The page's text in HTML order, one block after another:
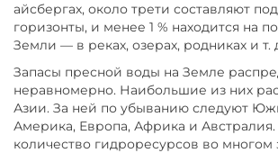
айсбергах, около трети составляют
горизонты, и менее 1 % находится на
Земли — в реках, озерах, родниках и т.
Запасы пресной воды на Земле
неравномерно. Наибольшие из них
Азии. За ней по убыванию следуют
Америка, Европа, Африка и
количество гидроресурсов во многом